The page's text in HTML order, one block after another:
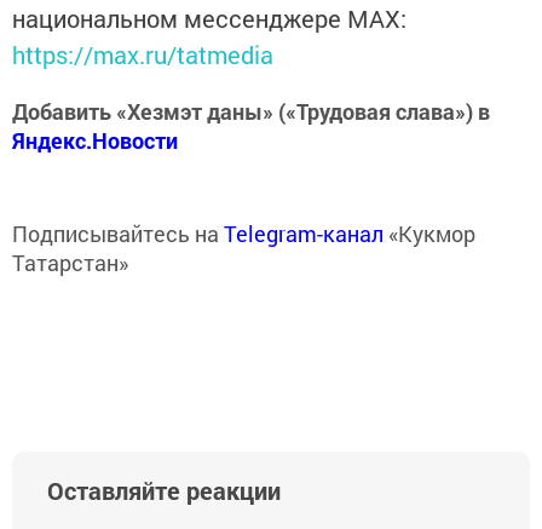
национальном мессенджере MАХ:
https://max.ru/tatmedia
Добавить «Хезмэт даны» («Трудовая слава») в
Яндекс.Новости
Подписывайтесь на Telegram-канал «Кукмор
Татарстан»
Оставляйте реакции